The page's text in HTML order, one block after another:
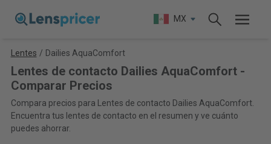
MX
Lentes / Dailies AquaComfort
Lentes de contacto Dailies AquaComfort -
Comparar Precios
Compara precios para Lentes de contacto Dailies AquaComfort.
Encuentra tus lentes de contacto en el resumen y ve cuánto
puedes ahorrar.